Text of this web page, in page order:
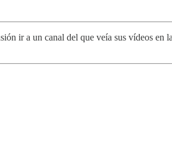
ir a un canal del que veía sus vídeos en